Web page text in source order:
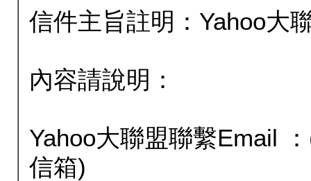
信件主旨註明：Yahoo大
內容請說明：
Yahoo大聯盟聯繫Email
信箱)